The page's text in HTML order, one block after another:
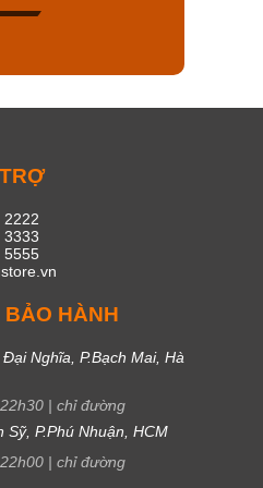
2222
3333
5555
BẢO HÀNH
Nghĩa, P.Bạch Mai, Hà
22h30 | chỉ đường
Sỹ, P.Phú Nhuận, HCM
22h00 | chỉ đường